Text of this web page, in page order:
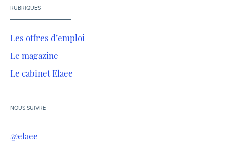
RUBRIQUES
Les offres d’emploi
Le magazine
Le cabinet Elaee
NOUS SUIVRE
@elaee